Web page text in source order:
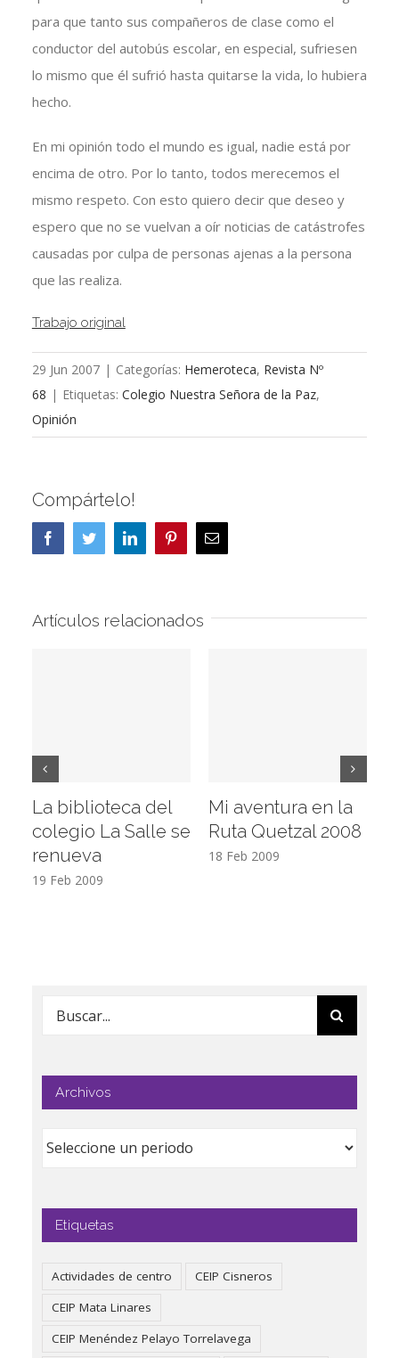
para que tanto sus compañeros de clase como el
conductor del autobús escolar, en especial, sufriesen
lo mismo que él sufrió hasta quitarse la vida, lo hubiera
hecho.
En mi opinión todo el mundo es igual, nadie está por
encima de otro. Por lo tanto, todos merecemos el
mismo respeto. Con esto quiero decir que deseo y
espero que no se vuelvan a oír noticias de catástrofes
causadas por culpa de personas ajenas a la persona
que las realiza.
Trabajo original
29 Jun 2007 | Categorías: Hemeroteca, Revista Nº
68 | Etiquetas: Colegio Nuestra Señora de la Paz,
Opinión
Compártelo!
FacebookTwitterLinkedInPinterestCorreo
electrónico
Artículos relacionados
La biblioteca del
colegio La Salle se
renueva
19 Feb 2009
Mi aventura en la
Ruta Quetzal 2008
18 Feb 2009
Buscar:
Archivos
Etiquetas
Actividades de centro
CEIP Cisneros
CEIP Mata Linares
CEIP Menéndez Pelayo Torrelavega